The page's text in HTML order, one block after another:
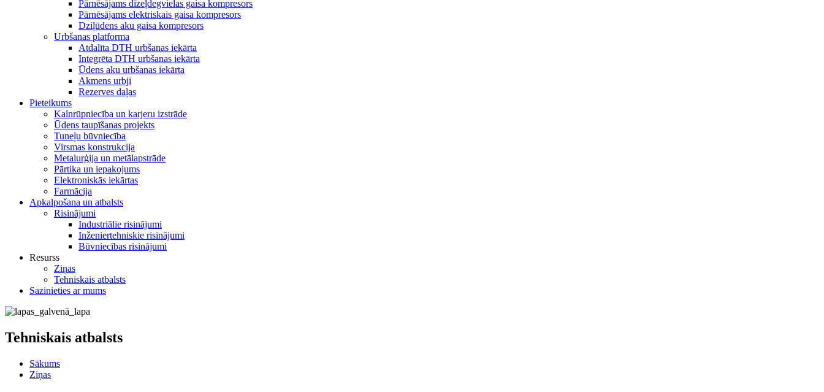
Pārnēsājams dīzeļdegvielas gaisa kompresors
Pārnēsājams elektriskais gaisa kompresors
Dziļūdens aku gaisa kompresors
Urbšanas platforma
Atdalīta DTH urbšanas iekārta
Integrēta DTH urbšanas iekārta
Ūdens aku urbšanas iekārta
Akmens urbji
Rezerves daļas
Pieteikums
Kalnrūpniecība un karjeru izstrāde
Ūdens taupīšanas projekts
Tuneļu būvniecība
Virsmas konstrukcija
Metalurģija un metālapstrāde
Pārtika un iepakojums
Elektroniskās iekārtas
Farmācija
Apkalpošana un atbalsts
Risinājumi
Industriālie risinājumi
Inženiertehniskie risinājumi
Būvniecības risinājumi
Resurss
Ziņas
Tehniskais atbalsts
Sazinieties ar mums
Tehniskais atbalsts
Sākums
Ziņas